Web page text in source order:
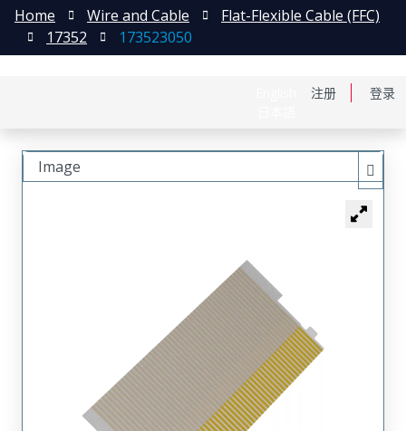
注册 登录
Home Wire and Cable
Flat-Flexible Cable (FFC)
17352
173523050
Image